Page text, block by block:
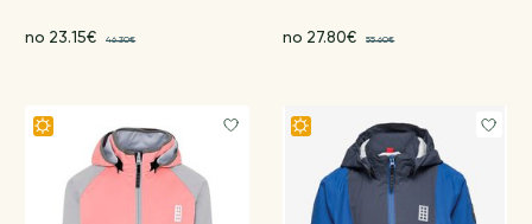
no 23.15€ 46.30€ no 27.80€ 55.60€